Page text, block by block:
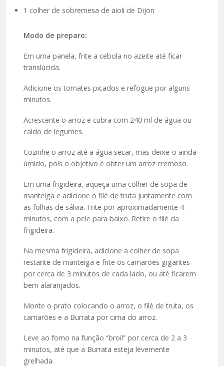
1 colher de sobremesa de aioli de Dijon
Modo de preparo:
Em uma panela, frite a cebola no azeite até ficar
translúcida.
Adicione os tomates picados e refogue por alguns
minutos.
Acrescente o arroz e cubra com 240 ml de água ou
caldo de legumes.
Cozinhe o arroz até a água secar, mas deixe-o ainda
úmido, pois o objetivo é obter um arroz cremoso.
Em uma frigideira, aqueça uma colher de sopa de
manteiga e adicione o filé de truta juntamente com
as folhas de sálvia. Frite por aproximadamente 4
minutos, com a pele para baixo. Retire o filé da
frigideira.
Na mesma frigideira, adicione a colher de sopa
restante de manteiga e frite os camarões gigantes
por cerca de 3 minutos de cada lado, ou até ficarem
bem alaranjados.
Monte o prato colocando o arroz, o filé de truta, os
camarões e a Burrata por cima do arroz.
Leve ao forno na função “broil” por cerca de 2 a 3
minutos, até que a Burrata esteja levemente
grelhada.